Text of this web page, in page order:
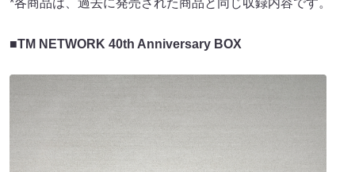
■TM NETWORK 40th Anniversary BOX